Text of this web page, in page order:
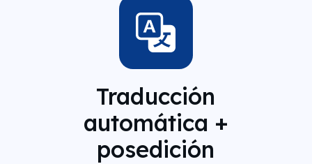
Traducción
automática +
posedición